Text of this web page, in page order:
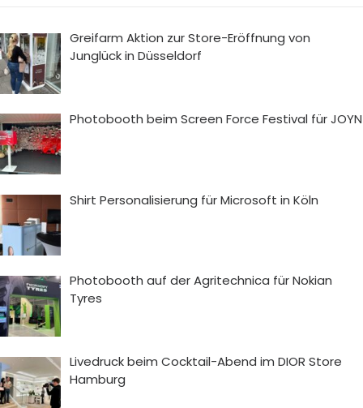
Greifarm Aktion zur Store-Eröffnung von
Junglück in Düsseldorf
Photobooth beim Screen Force Festival für JOYN
Shirt Personalisierung für Microsoft in Köln
Photobooth auf der Agritechnica für Nokian
Tyres
Livedruck beim Cocktail-Abend im DIOR Store
Hamburg